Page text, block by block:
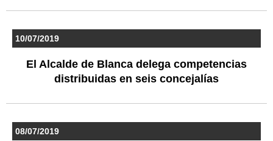
10/07/2019
El Alcalde de Blanca delega competencias
distribuidas en seis concejalías
08/07/2019